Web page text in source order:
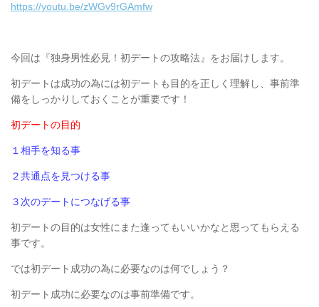
https://youtu.be/zWGv9rGAmfw
今回は『独身男性必見！初デートの攻略法』をお届けします。
初デートは成功の為には初デートも目的を正しく理解し、事前準
備をしっかりしておくことが重要です！
初デートの目的
１相手を知る事
２共通点を見つける事
３次のデートにつなげる事
初デートの目的は女性にまた逢ってもいいかなと思ってもらえる
事です。
では初デート成功の為に必要なのは何でしょう？
初デート成功に必要なのは事前準備です。